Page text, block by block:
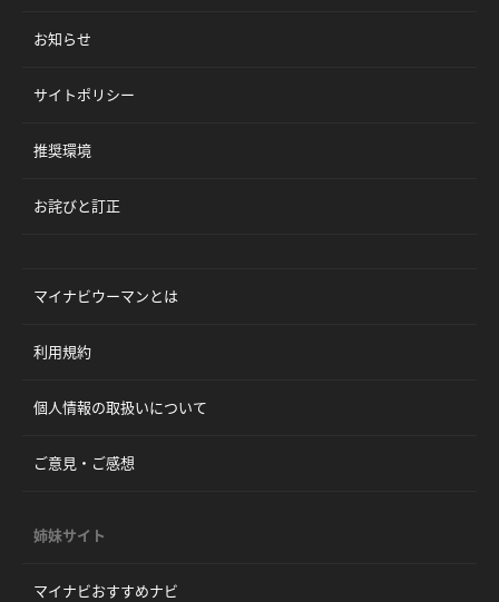
お知らせ
サイトポリシー
推奨環境
お詫びと訂正
マイナビウーマンとは
利用規約
個人情報の取扱いについて
ご意見・ご感想
姉妹サイト
マイナビおすすめナビ